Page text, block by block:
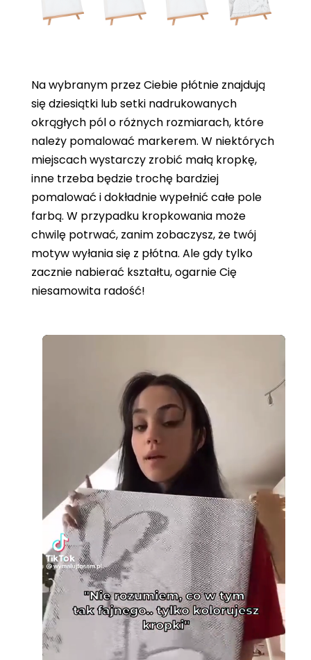
Na wybranym przez Ciebie płótnie znajdują
się dziesiątki lub setki nadrukowanych
okrągłych pól o różnych rozmiarach, które
należy pomalować markerem. W niektórych
miejscach wystarczy zrobić małą kropkę,
inne trzeba będzie trochę bardziej
pomalować i dokładnie wypełnić całe pole
farbą. W przypadku kropkowania może
chwilę potrwać, zanim zobaczysz, że twój
motyw wyłania się z płótna. Ale gdy tylko
zacznie nabierać kształtu, ogarnie Cię
niesamowita radość!